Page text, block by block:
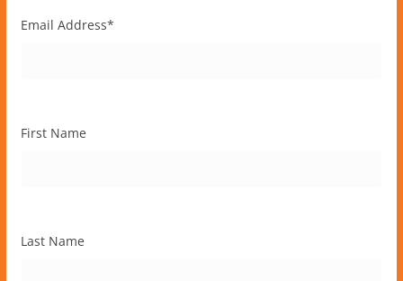
Email Address*
First Name
Last Name